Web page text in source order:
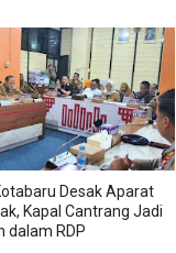
Desak Aparat
Kapal Cantrang Jadi
dalam RDP